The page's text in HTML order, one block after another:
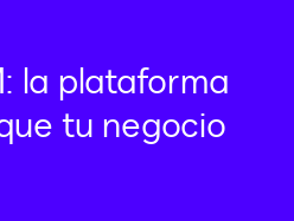
la plataforma
tu negocio